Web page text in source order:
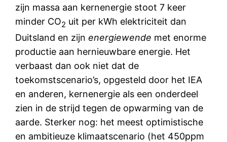
zijn massa aan kernenergie stoot 7 keer
minder CO2 uit per kWh elektriciteit dan
Duitsland en zijnenergiewende met enorme
productie aan hernieuwbare energie. Het
verbaast dan ook niet dat de
toekomstscenario’s, opgesteld door het IEA
en anderen, kernenergie als een onderdeel
zien in de strijd tegen de opwarming van de
aarde. Sterker nog: het meest optimistische
en ambitieuze klimaatscenario (het 450ppm